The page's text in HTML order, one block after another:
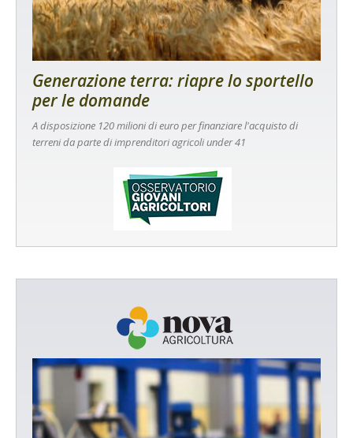
Generazione terra: riapre lo sportello
per le domande
A disposizione 120 milioni di euro per finanziare l'acquisto di
terreni da parte di imprenditori agricoli under 41